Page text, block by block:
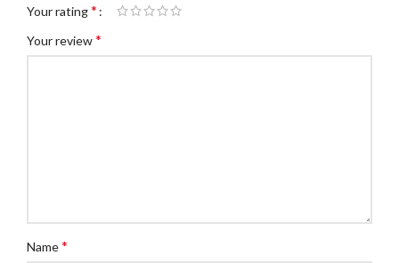
Your rating*
Your review*
Name*